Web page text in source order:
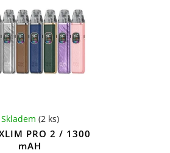
PRO 2 / 1300
mAH
Skladem (2 ks)